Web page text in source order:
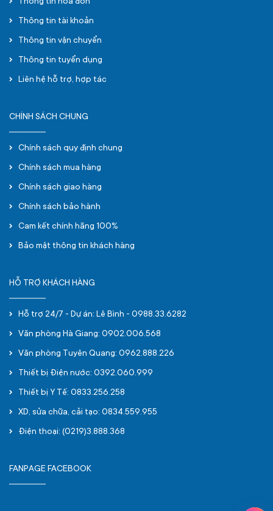
Thông tin tài khoản
Thông tin vận chuyển
Thông tin tuyển dụng
Liên hệ hỗ trợ, hợp tác
CHÍNH SÁCH CHUNG
Chính sách quy định chung
Chính sách mua hàng
Chính sách giao hàng
Chính sách bảo hành
Cam kết chính hãng 100%
Bảo mật thông tin khách hàng
HỖ TRỢ KHÁCH HÀNG
Hỗ trợ 24/7 - Dự án: Lê Bình - 0988.33.6282
Văn phòng Hà Giang: 0902.006.568
Văn phòng Tuyên Quang: 0962.888.226
Thiết bị Điện nước: 0392.060.999
Thiết bị Y Tế: 0833.256.258
XD, sửa chữa, cải tạo: 0834.559.955
Điện thoại: (0219)3.888.368
FANPAGE FACEBOOK